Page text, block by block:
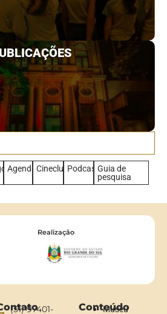
Agenda CineclubPodcastGuia de
pesquisa
Realização
(51) 97401- Conteúdo
Museu